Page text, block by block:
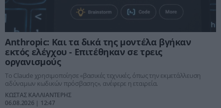
Anthropic: Και τα δικά της μοντέλα βγήκαν
εκτός ελέγχου - Επιτέθηκαν σε τρεις
οργανισμούς
Το Claude χρησιμοποίησε «βασικές τεχνικές, όπως την εκμετάλλευση
αδύναμων κωδικών πρόσβασης», ανέφερε η εταιρεία.
ΚΩΣΤΑΣ ΚΑΛΛΙΑΝΤΕΡΗΣ
06.08.2026 | 12:47